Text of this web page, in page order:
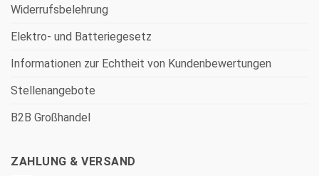
Widerrufsbelehrung
Elektro- und Batteriegesetz
Informationen zur Echtheit von Kundenbewertungen
Stellenangebote
B2B Großhandel
ZAHLUNG & VERSAND